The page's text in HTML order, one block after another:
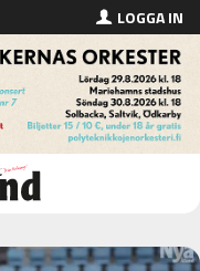
LOGGA IN